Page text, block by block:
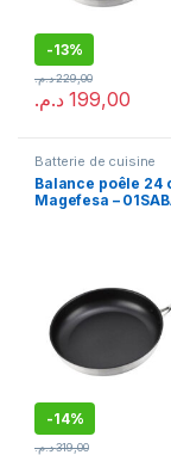
-13%
199,00 د.م.
229,00 د.م.
Batterie de cuisine
Balance poêle 24
Magefesa –
-14%
319,00 د.م.